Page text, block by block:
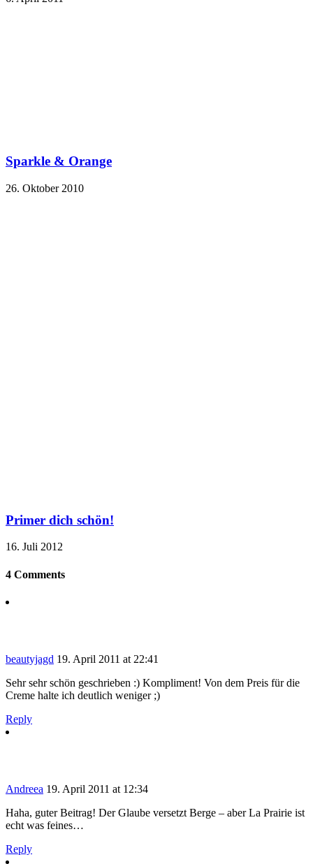
Sparkle & Orange
26. Oktober 2010
Primer dich schön!
16. Juli 2012
4 Comments
beautyjagd 19. April 2011 at 22:41
Sehr sehr schön geschrieben :) Kompliment! Von dem Preis für die
Creme halte ich deutlich weniger ;)
Reply
Andreea 19. April 2011 at 12:34
Haha, guter Beitrag! Der Glaube versetzt Berge – aber La Prairie ist
echt was feines…
Reply